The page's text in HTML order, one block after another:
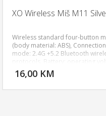
XO Wireless Miš M11
Wireless standard four-button
(body material: ABS), Connection
mode: 2.4G +5.2 Bluetooth
protocols, Battery: operating
1.5V DC ± 5% operating current
30MA, System requirements:
16,00 KM